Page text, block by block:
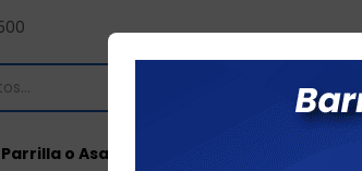
Parrilla o Asado